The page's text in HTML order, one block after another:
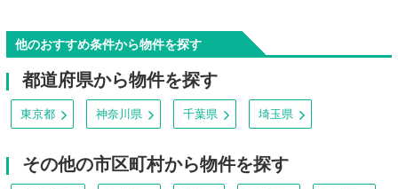
他のおすすめ条件から物件を探す
都道府県から物件を探す
東京都 神奈川県 千葉県 埼玉県
その他の市区町村から物件を探す